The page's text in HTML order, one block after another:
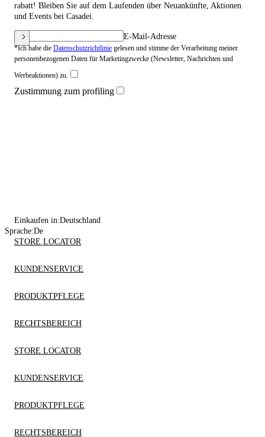
rabatt! Bleiben Sie auf dem Laufenden über Neuankünfte, Aktionen
und Events bei Casadei.
E-Mail-Adresse
*Ich habe die Datenschutzrichtlinie gelesen und stimme der Verarbeitung meiner
personenbezogenen Daten für Marketingzwecke (Newsletter, Nachrichten und
Werbeaktionen) zu.
Zustimmung zum profiling
Einkaufen in:Deutschland
Sprache:De
STORE LOCATOR
KUNDENSERVICE
PRODUKTPFLEGE
RECHTSBEREICH
STORE LOCATOR
KUNDENSERVICE
PRODUKTPFLEGE
RECHTSBEREICH